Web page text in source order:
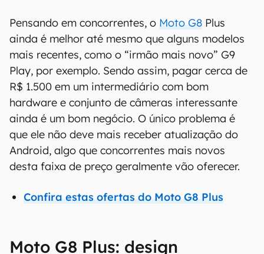
Pensando em concorrentes, o Moto G8 Plus
ainda é melhor até mesmo que alguns modelos
mais recentes, como o “irmão mais novo” G9
Play, por exemplo. Sendo assim, pagar cerca de
R$ 1.500 em um intermediário com bom
hardware e conjunto de câmeras interessante
ainda é um bom negócio. O único problema é
que ele não deve mais receber atualização do
Android, algo que concorrentes mais novos
desta faixa de preço geralmente vão oferecer.
Confira estas ofertas do Moto G8 Plus
Moto G8 Plus: design